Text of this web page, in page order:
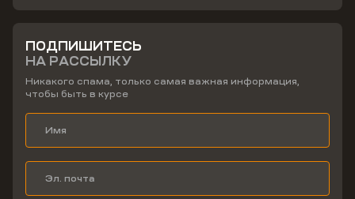
ПОДПИШИТЕСЬ
НА РАССЫЛКУ
Никакого спама, только самая важная информация,
чтобы быть в курсе